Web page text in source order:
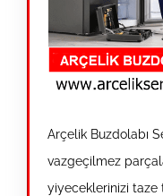
Arçelik Buzdolabı
vazgeçilmez
yiyeceklerinizi taze